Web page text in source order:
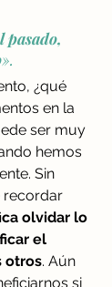
pasado,
».
¿qué
en la
ser muy
hemos
Sin
recordar
olvidar lo
el
otros. Aún
si